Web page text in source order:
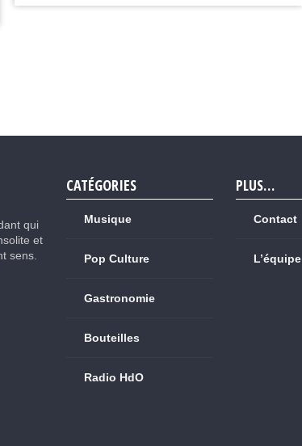
qui
et
sens.
CATÉGORIES
Musique
Pop Culture
Gastronomie
Bouteilles
Radio HdO
PLUS…
Contact
L’équipe